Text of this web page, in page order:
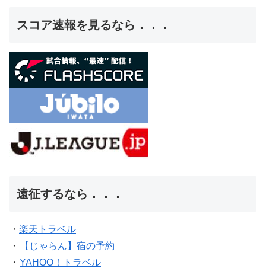
スコア速報を見るなら．．．
遠征するなら．．．
・ 楽天トラベル
・
【じゃらん】宿の予約
・ YAHOO！トラベル